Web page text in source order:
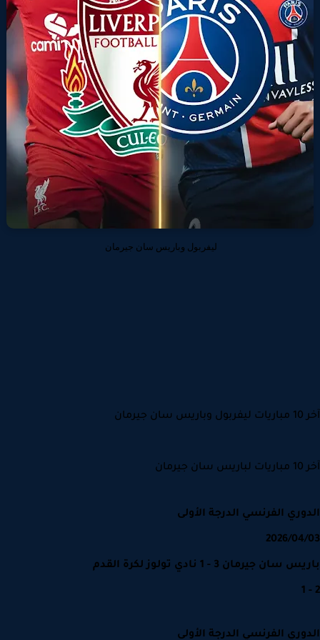
ليفربول وباريس سان جيرمان
الفرنسي الدرجة الأولى
2026/
جيرمان 3 - 1 نادي تولوز لكرة القدم
الفرنسي الدرجة الأولى